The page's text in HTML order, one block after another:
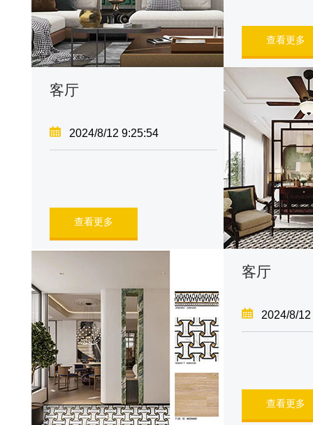
查看更多
客厅
2024/8/12 9:25:54
查看更多
客厅
2024/8/
查看更多